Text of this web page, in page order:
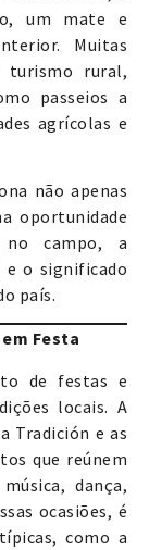
um mate e
Muitas
turismo rural,
passeios a
agrícolas e
não apenas
oportunidade
campo, a
e o significado
país.
Festa
de festas e
locais. A
Tradición e as
que reúnem
dança,
ocasiões, é
como a